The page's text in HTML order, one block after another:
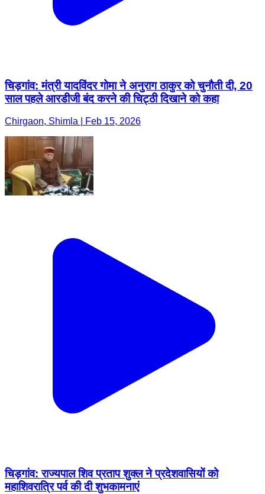
चिड़गांव: मंत्री यादविंदर गोमा ने अनुराग ठाकुर को चुनौती दी, 20
साल पहले आरडीजी बंद करने की चिट्ठी दिखाने को कहा
Chirgaon, Shimla | Feb 15, 2026
चिड़गांव: राज्यपाल शिव प्रताप शुक्ल ने प्रदेशवासियों को
महाशिवरात्रि पर्व की दी शुभकामनाएं